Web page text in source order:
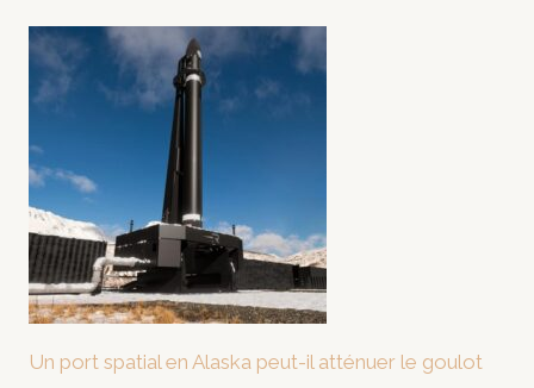
Un port spatial en Alaska peut-il atténuer le goulot